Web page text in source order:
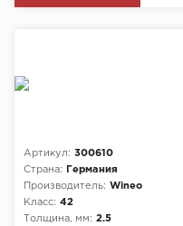
Артикул: 300610
Страна:
Германия
Производитель: Wineo
Класс: 42
Толщина, мм: 2.5